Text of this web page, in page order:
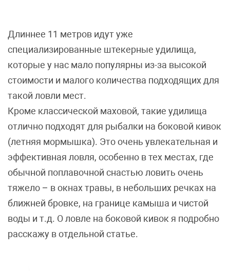
Длиннее 11 метров идут уже
специализированные штекерные удилища,
которые у нас мало популярны из-за высокой
стоимости и малого количества подходящих для
такой ловли мест.
Кроме классической маховой, такие удилища
отлично подходят для рыбалки на боковой кивок
(летняя мормышка). Это очень увлекательная и
эффективная ловля, особенно в тех местах, где
обычной поплавочной снастью ловить очень
тяжело – в окнах травы, в небольших речках на
ближней бровке, на границе камыша и чистой
воды и т.д. О ловле на боковой кивок я подробно
расскажу в отдельной статье.